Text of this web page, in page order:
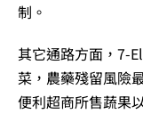
制。
其它通路方面，7-
菜，農藥殘留風險
便利超商所售蔬果